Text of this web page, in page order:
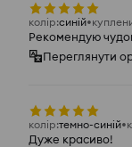
колір:синій
Рекомендую
Переглянути
колір:темно-синій
Дуже красиво!